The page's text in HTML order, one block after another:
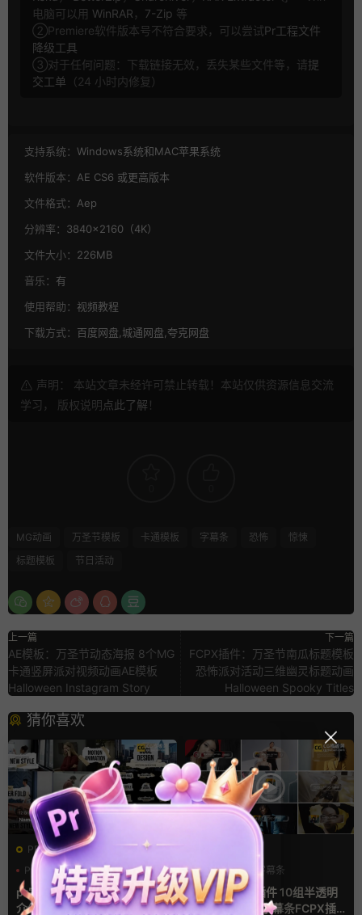
电脑可以用 WinRAR ， 7-Zip 等
②Premiere软件版本号不符合要求，可以尝试Pr工程文件
降级工具
③对于任何问题：下载链接无效，丢失某些文件等，请提
交工单 （24 小时内修复）
支持系统： Windows系统和MAC苹果系统
软件版本： AE CS6 或更高版本
文件格式： Aep
分辨率： 3840×2160（4K）
文件大小： 226MB
音乐： 有
使用帮助： 视频教程
下载方式： 百度网盘,城通网盘,夸克网盘
声明： 本站文章未经许可禁止转载！本站仅供资源信息交流
学习， 版权说明点此了解 ！
MG动画 万圣节模板 卡通模板 字幕条 恐怖
惊悚
标题模板
节日活动
上一篇
AE模板：万圣节动态海报 8个MG
卡通竖屏派对视频动画AE模板
Halloween Instagram Story
下一篇
FCPX插件：万圣节南瓜标题模板
恐怖派对活动三维幽灵标题动画
Halloween Spooky Titles
猜你喜欢
PR基本图形mogrt
PR基本图形
PR字幕模板
人物介绍
pr字幕模板 9组胶带贴纸人物
介绍角标动画PR模版
商务模板
字幕条
字幕模板
finalcutpro插件 10组半透明
磨砂液态玻璃字幕条FCPX插